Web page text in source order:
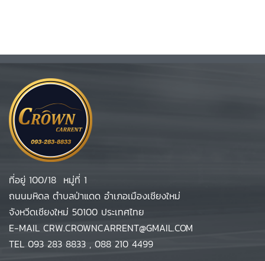
ที่อยู่ 100/18 หมู่ที่ 1
ถนนมหิดล ตำบลป่าแดด อำเภอเมืองเชียงใหม่
จังหวีดเชียงใหม่ 50100 ประเทศไทย
E-MAIL CRW.CROWNCARRENT@GMAIL.COM
TEL 093 283 8833 , 088 210 4499